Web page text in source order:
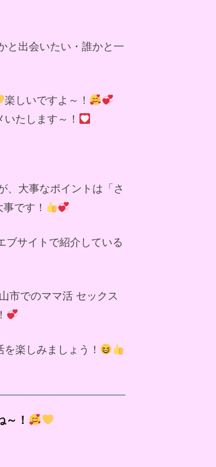
と出会いたい・誰かと一
楽しいですよ～！
たします～！
、大事なポイントは「さ
です！
ブサイトで紹介している
市でのママ活 セックス
楽しみましょう！
！